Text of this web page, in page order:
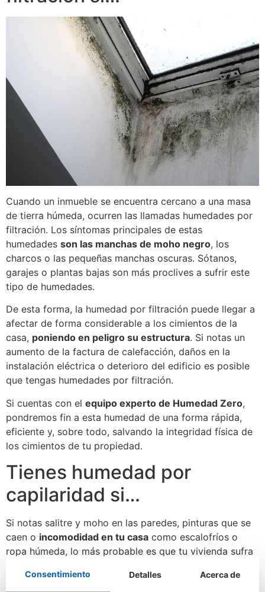
Cuando un inmueble se encuentra cercano a una masa
de tierra húmeda, ocurren las llamadas humedades por
filtración. Los síntomas principales de estas
humedades son las manchas de moho negro, los
charcos o las pequeñas manchas oscuras. Sótanos,
garajes o plantas bajas son más proclives a sufrir este
tipo de humedades.
De esta forma, la humedad por filtración puede llegar a
afectar de forma considerable a los cimientos de la
casa, poniendo en peligro su estructura. Si notas un
aumento de la factura de calefacción, daños en la
instalación eléctrica o deterioro del edificio es posible
que tengas humedades por filtración.
Si cuentas con el equipo experto de Humedad Zero,
pondremos fin a esta humedad de una forma rápida,
eficiente y, sobre todo, salvando la integridad física de
los cimientos de tu propiedad.
Tienes humedad por
capilaridad si…
Si notas salitre y moho en las paredes, pinturas que se
caen o incomodidad en tu casa como escalofríos o
ropa húmeda, lo más probable es que tu vivienda sufra
Consentimiento Detalles Acerca de